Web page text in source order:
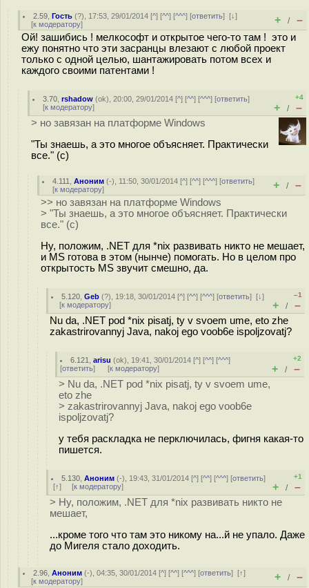
2.59 ,Гость (?), 17:53, 29/01/2014 [^] [^^] [^^^] [ответить][↓]
[к модератору] + / –
Ой! зашибись ! мелкософт и открытое чего-то там ! это и
ежу понятно что эти засранцы влезают с любой проект
только с одной целью, шантажировать потом всех и
каждого своими патентами !
3.70 ,rshadow (ok), 20:00, 29/01/2014 [^] [^^] [^^^] [ответить]
[к модератору]
+4
+ / –
> но завязан на платформе Windows
"Ты знаешь, а это многое объясняет. Практически
все." (с)
4.111 ,Аноним (-), 11:50, 30/01/2014 [^] [^^] [^^^] [ответить]
[к модератору] + / –
>> но завязан на платформе Windows
> "Ты знаешь, а это многое объясняет. Практически
все." (с)
Ну, положим, .NET для *nix развивать никто не мешает,
и MS готова в этом (нынче) помогать. Но в целом про
открытость MS звучит смешно, да.
5.120 ,Geb (?), 19:18, 30/01/2014 [^] [^^] [^^^] [ответить][↓]
[к модератору]
–1
+ / –
Nu da, .NET pod *nix pisatj, ty v svoem ume, eto zhe
zakastrirovannyj Java, nakoj ego voob6e ispoljzovatj?
6.121 ,arisu (ok), 19:41, 30/01/2014 [^] [^^] [^^^]
[ответить] [к модератору]
+2
+ / –
> Nu da, .NET pod *nix pisatj, ty v svoem ume,
eto zhe
> zakastrirovannyj Java, nakoj ego voob6e
ispoljzovatj?
у тебя раскладка не перключилась, фигня какая-то
пишется.
5.130 ,Аноним (-), 19:43, 31/01/2014 [^] [^^] [^^^] [ответить]
[↑] [к модератору]
+1
+ / –
> Ну, положим, .NET для *nix развивать никто не
мешает,
...кроме того что там это никому на...й не упало. Даже
до Мигеля стало доходить.
2.96 ,Аноним (-), 04:35, 30/01/2014 [^] [^^] [^^^] [ответить][↑]
[к модератору] + / –